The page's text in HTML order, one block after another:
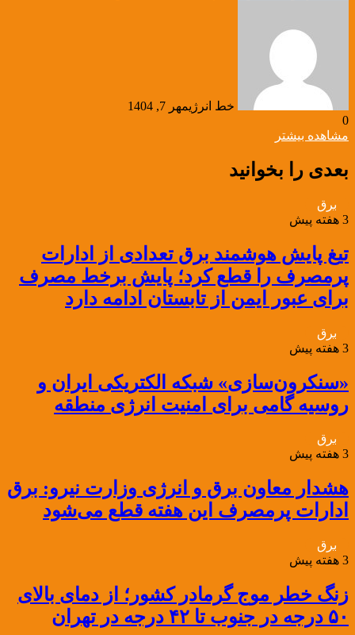
خط انرژیمهر 7, 1404
0
مشاهده بیشتر
بعدی را بخوانید
برق
3 هفته پیش
تیغ پایش هوشمند برق تعدادی از ادارات
پرمصرف را قطع کرد؛ پایش برخط مصرف
برای عبور ایمن از تابستان ادامه دارد
برق
3 هفته پیش
«سنکرون‌سازی» شبکه الکتریکی ایران و
روسیه گامی برای امنیت انرژی منطقه
برق
3 هفته پیش
هشدار معاون برق و انرژی وزارت نیرو: برق
ادارات پرمصرف این هفته قطع می‌شود
برق
3 هفته پیش
زنگ خطر موج گرمادر کشور؛ از دمای بالای
۵۰ درجه در جنوب تا ۴۲ درجه در تهران